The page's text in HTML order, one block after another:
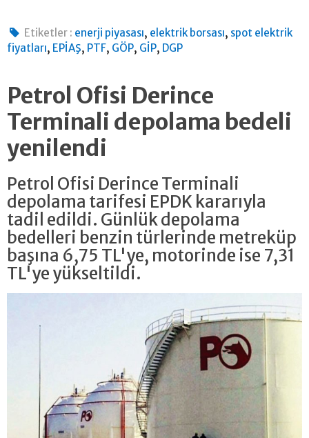
Etiketler : enerji piyasası, elektrik borsası, spot elektrik
fiyatları, EPİAŞ, PTF, GÖP, GİP, DGP
Petrol Ofisi Derince
Terminali depolama bedeli
yenilendi
Petrol Ofisi Derince Terminali
depolama tarifesi EPDK kararıyla
tadil edildi. Günlük depolama
bedelleri benzin türlerinde metreküp
başına 6,75 TL'ye, motorinde ise 7,31
TL'ye yükseltildi.